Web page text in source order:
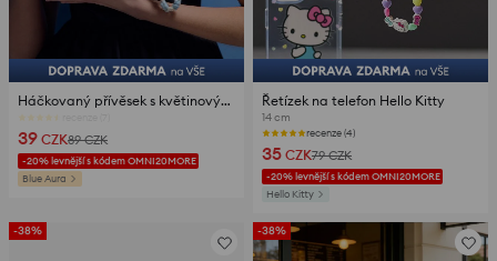
Háčkovaný přívěsek s květinovým motivem
Poslední kusy
39 CZK89 CZK
-20% levnější s kódem OMNI20MORE
Blue Aura
Řetízek na telefon Hello Kitty
14 cm
recenze (4)
35 CZK79 CZK
-20% levnější s kódem OMNI20MORE
Hello Kitty
-38% -38%